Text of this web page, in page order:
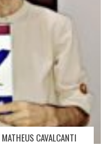
CAVALCANTI